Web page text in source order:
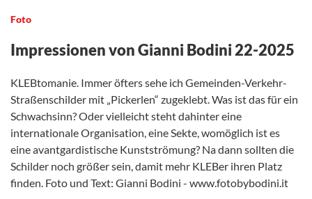
Foto
Impressionen von Gianni Bodini 22-2025
KLEBtomanie. Immer öfters sehe ich Gemeinden-Verkehr-
Straßenschilder mit „Pickerlen“ zugeklebt. Was ist das für ein
Schwachsinn? Oder vielleicht steht dahinter eine
internationale Organisation, eine Sekte, womöglich ist es
eine avantgardistische Kunstströmung? Na dann sollten die
Schilder noch größer sein, damit mehr KLEBer ihren Platz
finden. Foto und Text: Gianni Bodini - www.fotobybodini.it